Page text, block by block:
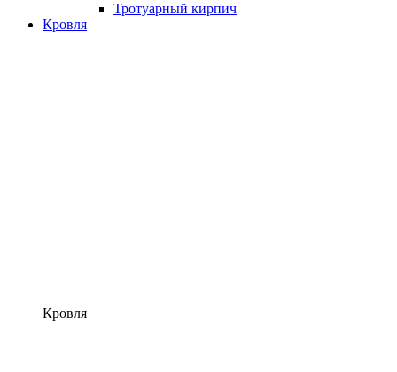
Тротуарный кирпич
Кровля
Кровля